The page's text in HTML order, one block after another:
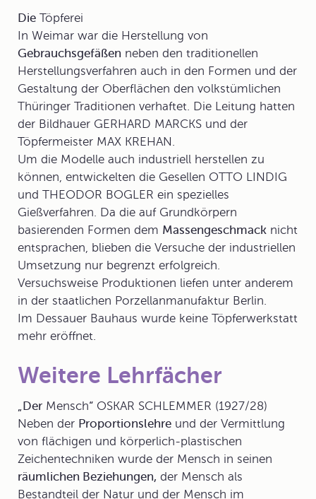
Die Töpferei
In Weimar war die Herstellung von
Gebrauchsgefäßen neben den traditionellen
Herstellungsverfahren auch in den Formen und der
Gestaltung der Oberflächen den volkstümlichen
Thüringer Traditionen verhaftet. Die Leitung hatten
der Bildhauer GERHARD MARCKS und der
Töpfermeister MAX KREHAN.
Um die Modelle auch industriell herstellen zu
können, entwickelten die Gesellen OTTO LINDIG
und THEODOR BOGLER ein spezielles
Gießverfahren. Da die auf Grundkörpern
basierenden Formen dem Massengeschmack nicht
entsprachen, blieben die Versuche der industriellen
Umsetzung nur begrenzt erfolgreich.
Versuchsweise Produktionen liefen unter anderem
in der staatlichen Porzellanmanufaktur Berlin.
Im Dessauer Bauhaus wurde keine Töpferwerkstatt
mehr eröffnet.
Weitere Lehrfächer
„Der Mensch“ OSKAR SCHLEMMER (1927/28)
Neben der Proportionslehre und der Vermittlung
von flächigen und körperlich-plastischen
Zeichentechniken wurde der Mensch in seinen
räumlichen Beziehungen, der Mensch als
Bestandteil der Natur und der Mensch im